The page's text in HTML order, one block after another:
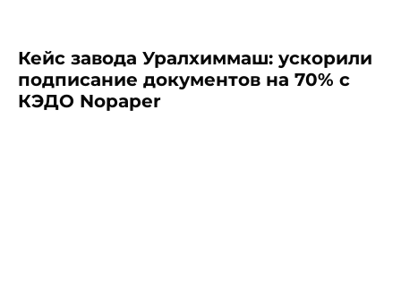
Кейс завода Уралхиммаш: ускорили
подписание документов на 70% с
КЭДО Nopaper